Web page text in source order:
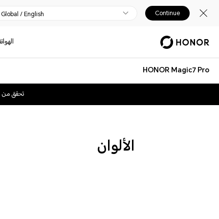
Global / English Continue
HONOR Magic7 Pro
تحقق
الألوان